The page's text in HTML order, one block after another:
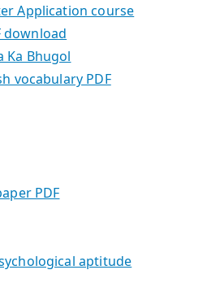
Application course
download
Ka Bhugol
vocabulary PDF
PDF
aptitude